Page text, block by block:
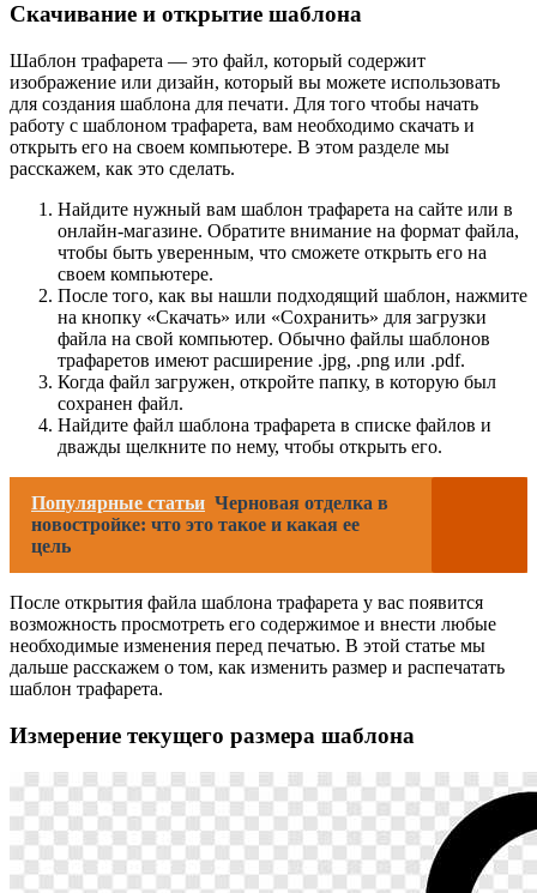
Скачивание и открытие шаблона
Шаблон трафарета — это файл, который содержит
изображение или дизайн, который вы можете использовать
для создания шаблона для печати. Для того чтобы начать
работу с шаблоном трафарета, вам необходимо скачать и
открыть его на своем компьютере. В этом разделе мы
расскажем, как это сделать.
Найдите нужный вам шаблон трафарета на сайте или в
онлайн-магазине. Обратите внимание на формат файла,
чтобы быть уверенным, что сможете открыть его на
своем компьютере.
После того, как вы нашли подходящий шаблон, нажмите
на кнопку «Скачать» или «Сохранить» для загрузки
файла на свой компьютер. Обычно файлы шаблонов
трафаретов имеют расширение .jpg, .png или .pdf.
Когда файл загружен, откройте папку, в которую был
сохранен файл.
Найдите файл шаблона трафарета в списке файлов и
дважды щелкните по нему, чтобы открыть его.
Популярные статьи Черновая отделка в
новостройке: что это такое и какая ее
цель
После открытия файла шаблона трафарета у вас появится
возможность просмотреть его содержимое и внести любые
необходимые изменения перед печатью. В этой статье мы
дальше расскажем о том, как изменить размер и распечатать
шаблон трафарета.
Измерение текущего размера шаблона